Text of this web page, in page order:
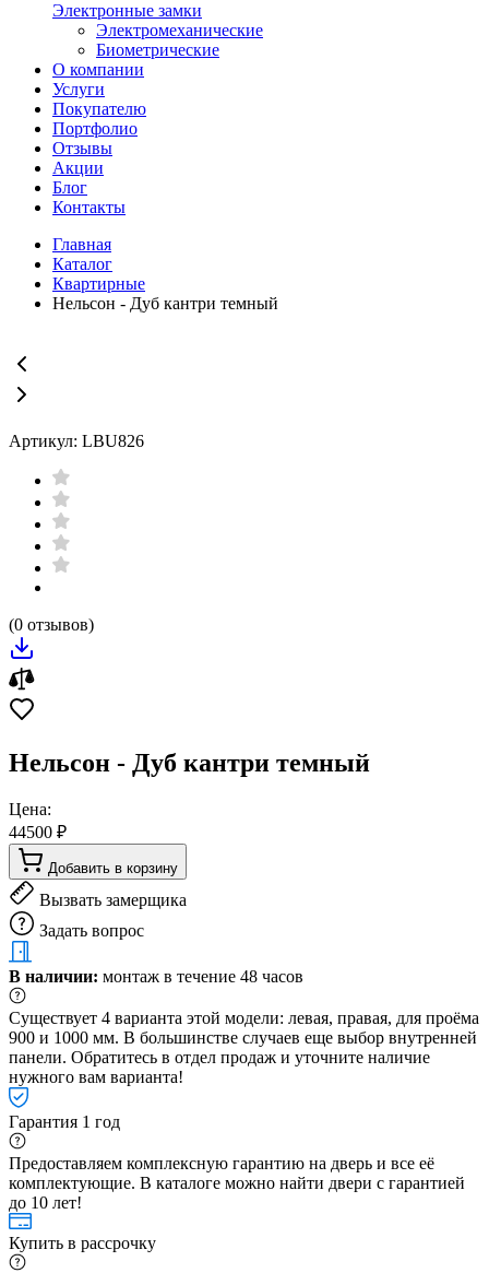
Электронные замки
Электромеханические
Биометрические
О компании
Услуги
Покупателю
Портфолио
Отзывы
Акции
Блог
Контакты
Главная
Каталог
Квартирные
Нельсон - Дуб кантри темный
Артикул: LBU826
(0 отзывов)
Нельсон - Дуб кантри темный
Цена:
44500 ₽
Добавить в корзину
Вызвать замерщика
Задать вопрос
В наличии: монтаж в течение 48 часов
Существует 4 варианта этой модели: левая, правая, для проёма
900 и 1000 мм. В большинстве случаев еще выбор внутренней
панели. Обратитесь в отдел продаж и уточните наличие
нужного вам варианта!
Гарантия 1 год
Предоставляем комплексную гарантию на дверь и все её
комплектующие. В каталоге можно найти двери с гарантией
до 10 лет!
Купить в рассрочку